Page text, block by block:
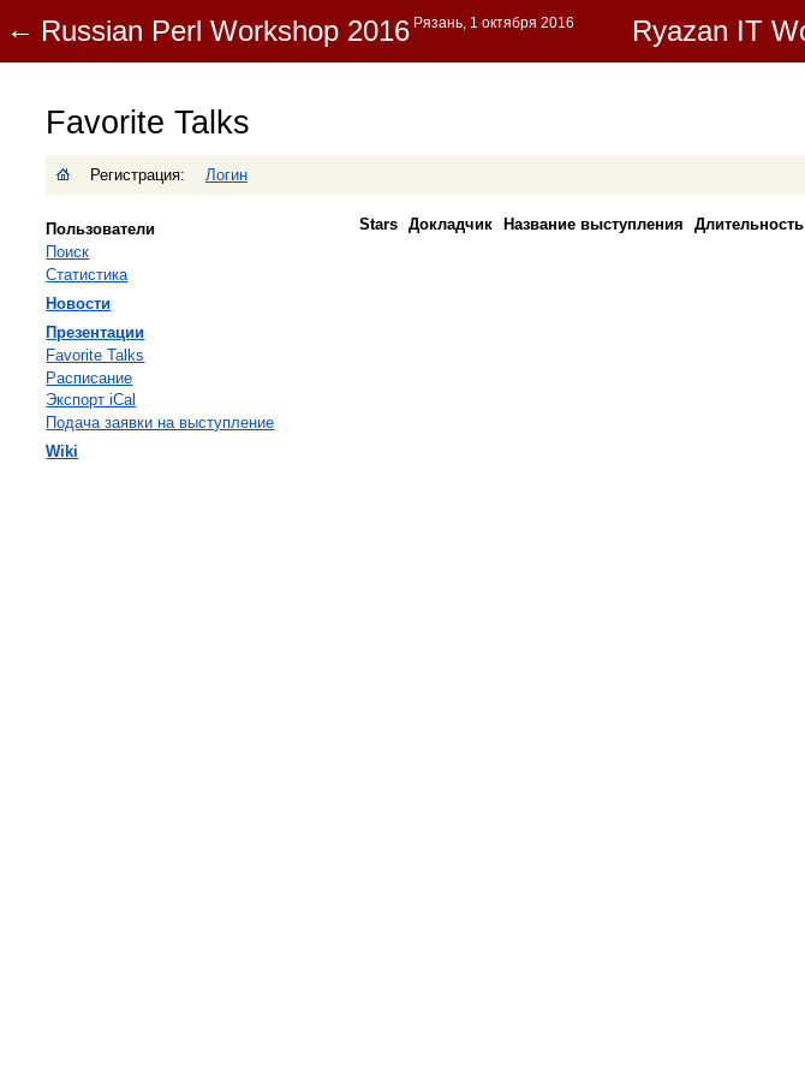
Favorite Talks
Регистрация: Логин
Пользователи
Поиск
Статистика
Новости
Презентации
Favorite Talks
Расписание
Экспорт iCal
Подача заявки на выступление
Wiki
Stars Докладчик Название выступления Длительность